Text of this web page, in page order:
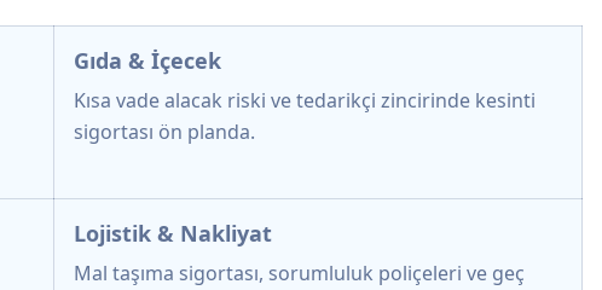
Gıda & İçecek
Kısa vade alacak riski ve tedarikçi zincirinde kesinti
sigortası ön planda.
Lojistik & Nakliyat
Mal taşıma sigortası, sorumluluk poliçeleri ve geç